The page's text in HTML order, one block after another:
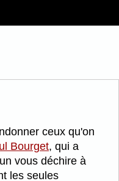
ceux qu'on
Bourget, qui a
vous déchire à
les seules